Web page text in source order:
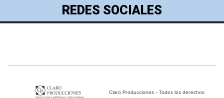
REDES SOCIALES
Claro Producciones - Todos los derechos